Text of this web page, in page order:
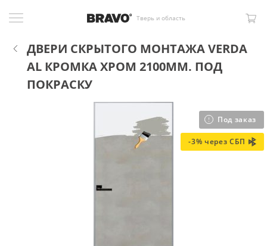
Тверь и область
ДВЕРИ СКРЫТОГО МОНТАЖА VERDA
AL КРОМКА ХРОМ 2100ММ. ПОД
ПОКРАСКУ
Под заказ
-3% через СБП